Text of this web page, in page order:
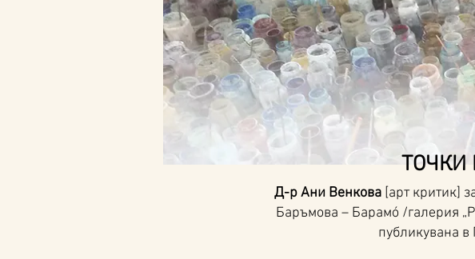
ТОЧКИ
Д-р Ани Венкова[арт критик]
Баръмова – Барамó /галерия
публикувана